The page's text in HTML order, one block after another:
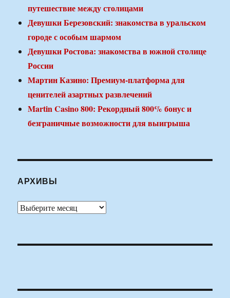
путешествие между столицами
Девушки Березовский: знакомства в уральском
городе с особым шармом
Девушки Ростова: знакомства в южной столице
России
Мартин Казино: Премиум-платформа для
ценителей азартных развлечений
Martin Casino 800: Рекордный 800% бонус и
безграничные возможности для выигрыша
АРХИВЫ
Архивы